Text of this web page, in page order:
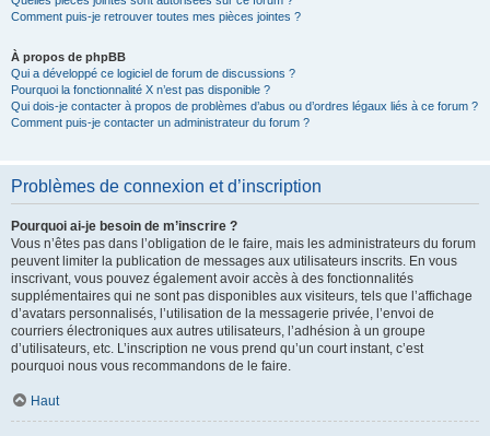
Comment puis-je retrouver toutes mes pièces jointes ?
À propos de phpBB
Qui a développé ce logiciel de forum de discussions ?
Pourquoi la fonctionnalité X n’est pas disponible ?
Qui dois-je contacter à propos de problèmes d’abus ou d’ordres légaux liés à ce forum ?
Comment puis-je contacter un administrateur du forum ?
Problèmes de connexion et d’inscription
Pourquoi ai-je besoin de m’inscrire ?
Vous n’êtes pas dans l’obligation de le faire, mais les administrateurs du forum
peuvent limiter la publication de messages aux utilisateurs inscrits. En vous
inscrivant, vous pouvez également avoir accès à des fonctionnalités
supplémentaires qui ne sont pas disponibles aux visiteurs, tels que l’affichage
d’avatars personnalisés, l’utilisation de la messagerie privée, l’envoi de
courriers électroniques aux autres utilisateurs, l’adhésion à un groupe
d’utilisateurs, etc. L’inscription ne vous prend qu’un court instant, c’est
pourquoi nous vous recommandons de le faire.
Haut